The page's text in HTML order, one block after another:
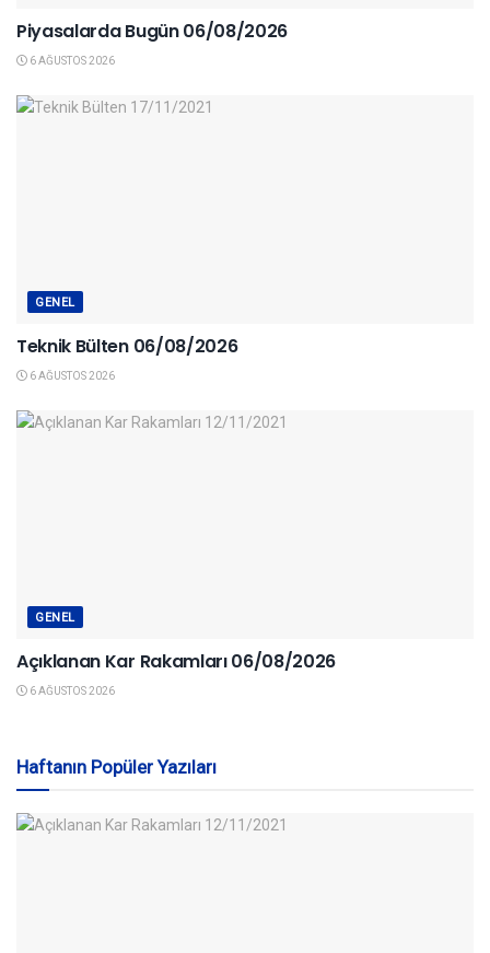
Piyasalarda Bugün 06/08/2026
6 AĞUSTOS 2026
GENEL
Teknik Bülten 06/08/2026
6 AĞUSTOS 2026
GENEL
Açıklanan Kar Rakamları 06/08/2026
6 AĞUSTOS 2026
Haftanın Popüler Yazıları